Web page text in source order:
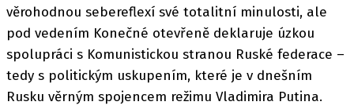
věrohodnou sebereflexí své totalitní minulosti, ale
pod vedením Konečné otevřeně deklaruje úzkou
spolupráci s Komunistickou stranou Ruské federace –
tedy s politickým uskupením, které je v dnešním
Rusku věrným spojencem režimu Vladimira Putina.